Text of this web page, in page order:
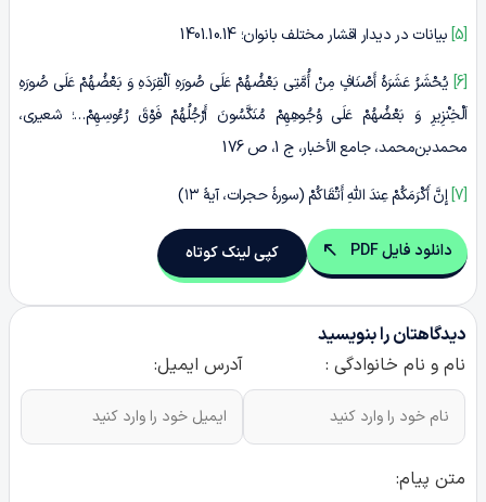
[5] بیانات در دیدار اقشار مختلف بانوان؛ 1401.10.14
[6]
یُحْشَرُ عَشَرَهُ أَصْنَافٍ مِنْ أُمَّتِی بَعْضُهُمْ عَلَى صُورَهِ اَلْقِرَدَهِ وَ بَعْضُهُمْ عَلَى صُورَهِ
اَلْخِنْزِیرِ وَ بَعْضُهُمْ عَلَى وُجُوهِهِمْ مُنَکَّسُونَ أَرْجُلُهُمْ فَوْقَ رُءُوسِهِمْ…؛ شعیری،
محمد‌بن‌محمد، جامع الأخبار، ج 1، ص 176
[7] إِنَّ أَکْرَمَکُمْ عِندَ اللَّهِ أَتْقَاکُمْ (سورۀ حجرات، آیۀ ۱۳)
دانلود فایل PDF کپی لینک کوتاه
دیدگاهتان را بنویسید
نام و نام خانوادگی :
آدرس ایمیل:
متن پیام: